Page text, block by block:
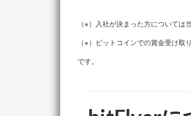
（※）入社が決まった方について
（※）ビットコインでの賞金受け
です。